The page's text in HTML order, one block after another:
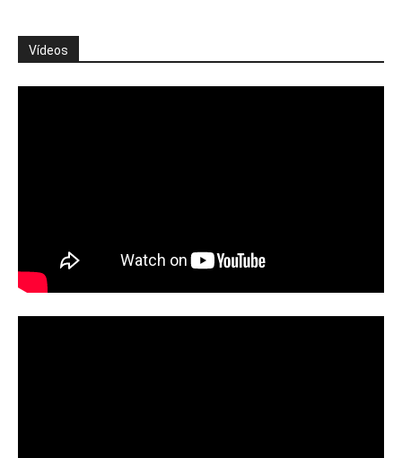
Vídeos